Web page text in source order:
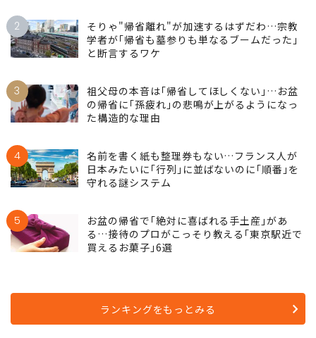
2
そりゃ"帰省離れ"が加速するはずだわ…宗教
学者が｢帰省も墓参りも単なるブームだった｣
と断言するワケ
3
祖父母の本音は｢帰省してほしくない｣…お盆
の帰省に｢孫疲れ｣の悲鳴が上がるようになっ
た構造的な理由
4
名前を書く紙も整理券もない…フランス人が
日本みたいに｢行列｣に並ばないのに｢順番｣を
守れる謎システム
5
お盆の帰省で｢絶対に喜ばれる手土産｣があ
る…接待のプロがこっそり教える｢東京駅近で
買えるお菓子｣6選
ランキングをもっとみる